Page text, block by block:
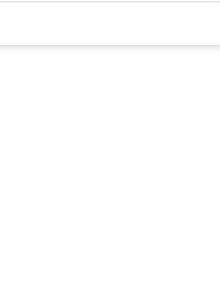
現環工技師證照為職
什麼把握，評估自身還
間有限且零碎， 所以決
年期的環工全科班。
1個月準備筆記一邊複
型。 工欲善其事，必先